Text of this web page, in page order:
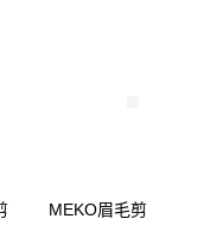
MEKO眉毛剪